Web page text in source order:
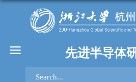
先进半导体